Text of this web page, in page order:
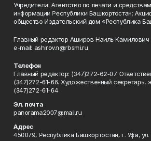
Учредители: Агентство по печати и
информации Республики Башкортостан;
общество Издательский дом «Республика
Главный редактор Аширов Наиль Камилович
e-mail: ashirov.n@rbsmi.ru
Телефон
Главный редактор: (347)272-62-07.
(347)272-61-66. Художественный секретарь,
(347)272-61-64
Эл. почта
panorama2007@mail.ru
Адрес
450079, Республика Башкортостан, г. Уфа,